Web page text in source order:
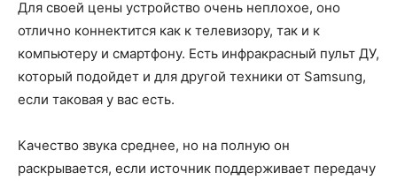
Для своей цены устройство очень неплохое, оно
отлично коннектится как к телевизору, так и к
компьютеру и смартфону. Есть инфракрасный пульт ДУ,
который подойдет и для другой техники от Samsung,
если таковая у вас есть.
Качество звука среднее, но на полную он
раскрывается, если источник поддерживает передачу